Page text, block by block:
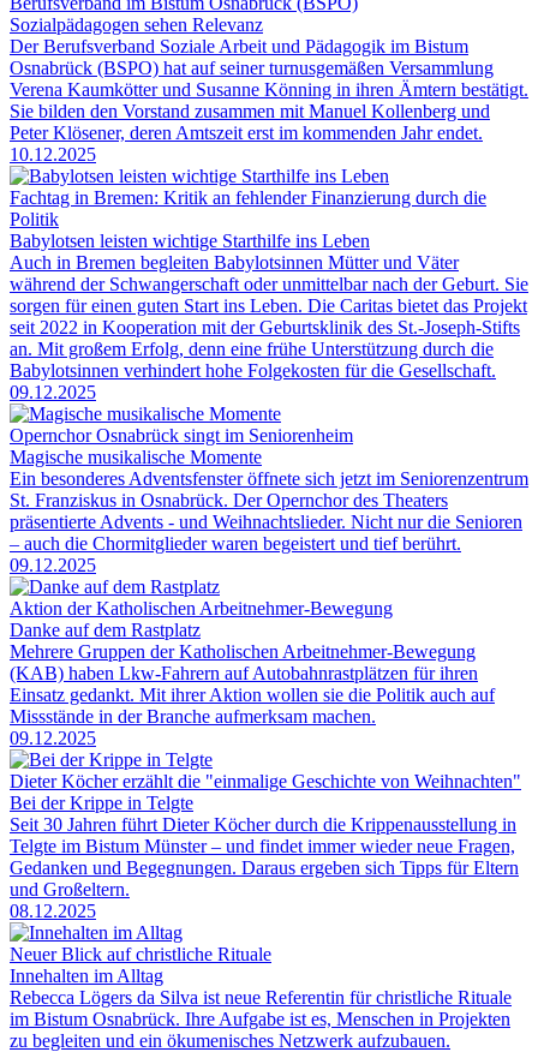
Sozialpädagogen sehen Relevanz
Der Berufsverband Soziale Arbeit und Pädagogik im Bistum
Osnabrück (BSPO) hat auf seiner turnusgemäßen Versammlung
Verena Kaumkötter und Susanne Könning in ihren Ämtern bestätigt.
Sie bilden den Vorstand zusammen mit Manuel Kollenberg und
Peter Klösener, deren Amtszeit erst im kommenden Jahr endet.
10.12.2025
Fachtag in Bremen: Kritik an fehlender Finanzierung durch die
Politik
Babylotsen leisten wichtige Starthilfe ins Leben
Auch in Bremen begleiten Babylotsinnen Mütter und Väter
während der Schwangerschaft oder unmittelbar nach der Geburt. Sie
sorgen für einen guten Start ins Leben. Die Caritas bietet das Projekt
seit 2022 in Kooperation mit der Geburtsklinik des St.-Joseph-Stifts
an. Mit großem Erfolg, denn eine frühe Unterstützung durch die
Babylotsinnen verhindert hohe Folgekosten für die Gesellschaft.
09.12.2025
Opernchor Osnabrück singt im Seniorenheim
Magische musikalische Momente
Ein besonderes Adventsfenster öffnete sich jetzt im Seniorenzentrum
St. Franziskus in Osnabrück. Der Opernchor des Theaters
präsentierte Advents - und Weihnachtslieder. Nicht nur die Senioren
– auch die Chormitglieder waren begeistert und tief berührt.
09.12.2025
Aktion der Katholischen Arbeitnehmer-Bewegung
Danke auf dem Rastplatz
Mehrere Gruppen der Katholischen Arbeitnehmer-Bewegung
(KAB) haben Lkw-Fahrern auf Autobahnrastplätzen für ihren
Einsatz gedankt. Mit ihrer Aktion wollen sie die Politik auch auf
Missstände in der Branche aufmerksam machen.
09.12.2025
Dieter Köcher erzählt die "einmalige Geschichte von Weihnachten"
Bei der Krippe in Telgte
Seit 30 Jahren führt Dieter Köcher durch die Krippenausstellung in
Telgte im Bistum Münster – und findet immer wieder neue Fragen,
Gedanken und Begegnungen. Daraus ergeben sich Tipps für Eltern
und Großeltern.
08.12.2025
Neuer Blick auf christliche Rituale
Innehalten im Alltag
Rebecca Lögers da Silva ist neue Referentin für christliche Rituale
im Bistum Osnabrück. Ihre Aufgabe ist es, Menschen in Projekten
zu begleiten und ein ökumenisches Netzwerk aufzubauen.